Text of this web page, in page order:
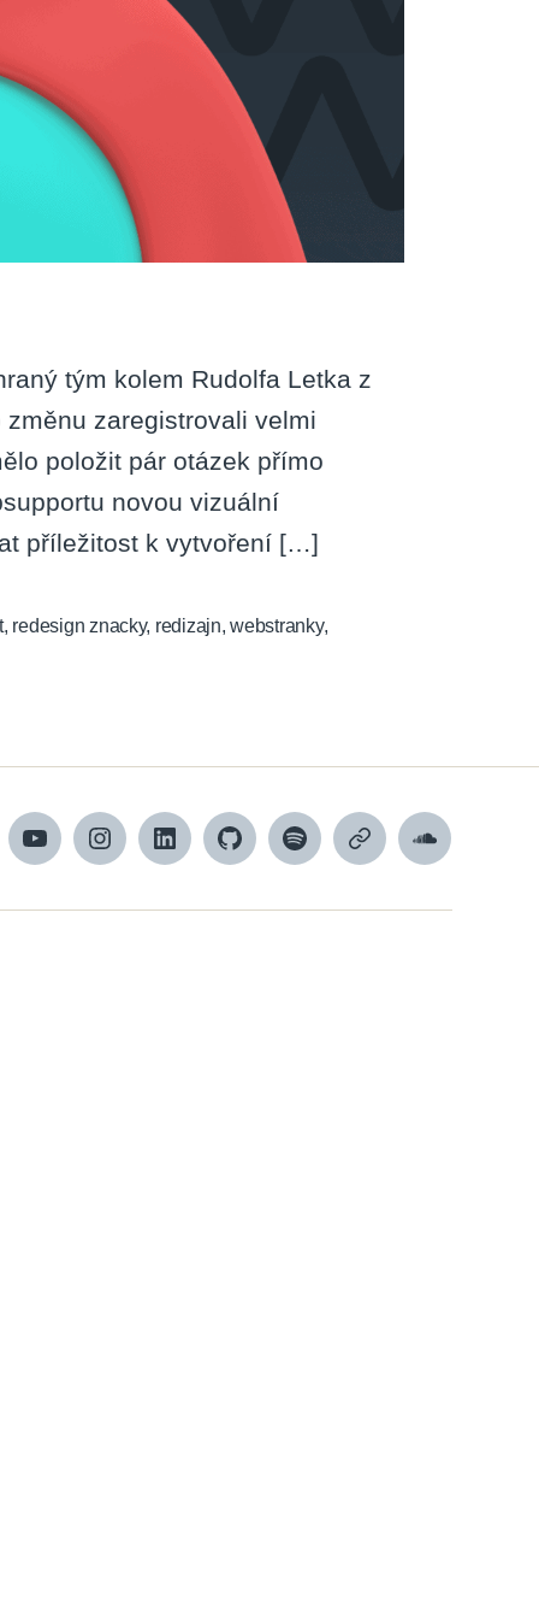
tým kolem Rudolfa Letka z
zaregistrovali velmi
položit pár otázek přímo
novou vizuální
příležitost k vytvoření […]
, redesign znacky, redizajn,webstranky,
YouTubeInstagramLinkedInGithubSpotifyApple
SoundCloud